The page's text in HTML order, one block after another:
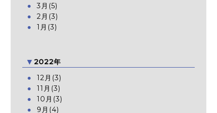
3月(5)
2月(3)
1月(3)
2022年
12月(3)
11月(3)
10月(3)
9月(4)